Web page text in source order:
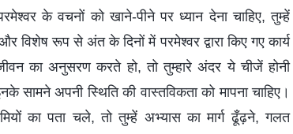
के वचनों को खाने-पीने पर ध्यान देना चाहिए, तुम्हें
विशेष रूप से अंत के दिनों में परमेश्वर द्वारा किए गए कार्य
का अनुसरण करते हो, तो तुम्हारे अंदर ये चीजें होनी
सामने अपनी स्थिति की वास्तविकता को मापना चाहिए।
का पता चले, तो तुम्हें अभ्यास का मार्ग ढूँढ़ने, गलत